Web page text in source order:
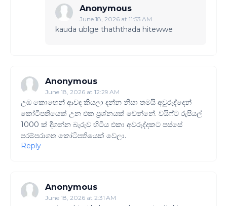
Anonymous
June 18, 2026 at 11:53 AM
kauda ublge thaththada hitewwe
Anonymous
June 18, 2026 at 12:29 AM
උඹ කොහෙන් ආවද කියලා දන්න නිසා තමයි අවුරුද්දෙන්
කෝටිපතියෙක් උන එක ප්‍රශ්නයක් වෙන්නේ. වයිෆ්ට රුපියල්
1000 ක්‌ දීගන්න බැරුව හිටිය එකා අවරුද්දකට පස්සේ
පරම්පරාගත කෝටිපතියෙක් වෙලා.
Reply
Anonymous
June 18, 2026 at 2:31 AM